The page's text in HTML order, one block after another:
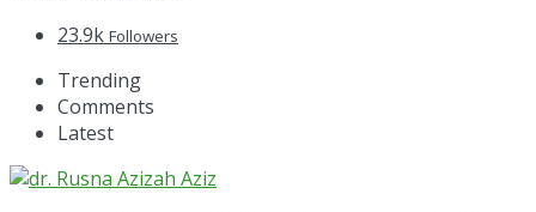
23.9k Followers
Trending
Comments
Latest